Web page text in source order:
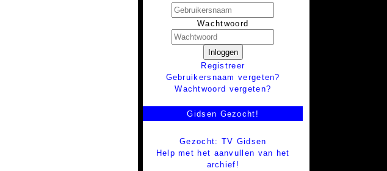
Wachtwoord
Inloggen
Registreer
Gebruikersnaam vergeten?
Wachtwoord vergeten?
Gidsen Gezocht!
Gezocht: TV Gidsen
Help met het aanvullen van het
archief!